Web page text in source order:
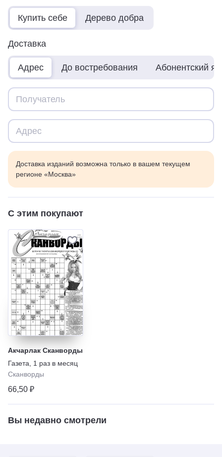
Купить себе Дерево добра
Доставка
Адрес До востребования Абонентский
Доставка изданий возможна только в вашем текущем
регионе «Москва»
С этим покупают
Акчарлак Сканворды
Газета
1 раз в месяц
Сканворды
66,50 ₽
Вы недавно смотрели